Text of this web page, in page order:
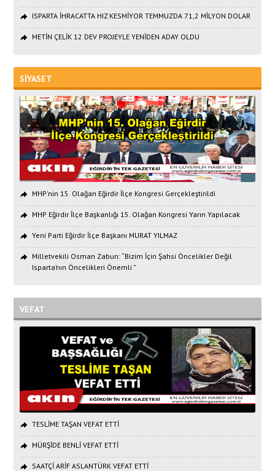
ISPARTA İHRACATTA HIZ KESMİYOR TEMMUZDA 71,2 MİLYON DOLAR
METİN ÇELİK 12 DEV PROJEYLE YENİDEN ADAY OLDU
SİYASET
MHP'nin 15. Olağan Eğirdir İlçe Kongresi Gerçekleştirildi
MHP Eğirdir İlçe Başkanlığı 15. Olağan Kongresi Yarın Yapılacak
Yeni Parti Eğirdir İlçe Başkanı MURAT YILMAZ
Milletvekili Osman Zabun: “Bizim İçin Şahsi Öncelikler Değil
Isparta’nın Öncelikleri Önemli ”
VEFAT
TESLİME TAŞAN VEFAT ETTİ
MÜRŞİDE BENLİ VEFAT ETTİ
SAATÇİ ARİF ASLANTÜRK VEFAT ETTİ